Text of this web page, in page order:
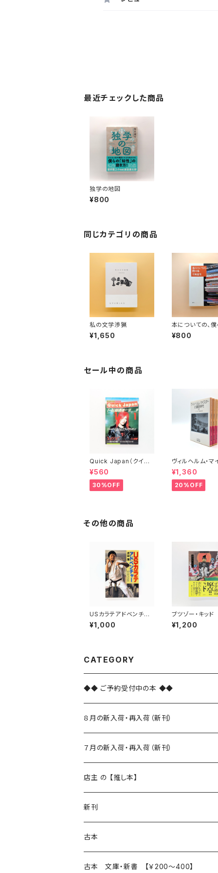
最近チェックした商品
独学の地図
¥800
同じカテゴリの商品
私の文学渉猟
¥1,650
本についての、
¥800
セール中の商品
Quick Japan（クイッ
ク・ジャパン）Vol.11
¥560
30%OFF
ヴィルヘルム・マ
ーの遍歴時代 (
(下)（岩波文庫）
¥1,360
20%OFF
その他の商品
USカラテアドベンチャ
ー
¥1,000
ブツゾー・キッド
¥1,200
CATEGORY
◆◆ ご予約受付中の本 ◆◆
８月の新入荷・再入荷（新刊）
新入荷
再入荷
７月の新入荷・再入荷（新刊）
新入荷
再入荷
店主 の 【推し本】
新刊
本 の あれこれ
読書のこと
文芸
古本
本 の あれこれ
古本 文庫・新書 【￥200～400】